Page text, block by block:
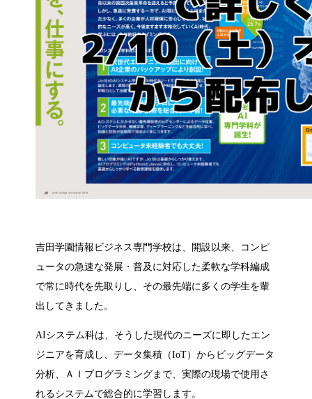
吉田学園情報ビジネス専門学校は、開設以来、コンピ
ュータの急速な発展・普及に対応した柔軟な学科編成
で常に時代を先取りし、その最先端に多くの学生を輩
出してきました。
AIシステム科は、そうした現代のニーズに即したエン
ジニアを育成し、データ集積（IoT）からビッグデータ
分析、ＡＩプログラミングまで、実際の現場で使用さ
れるシステムで総合的に学習します。